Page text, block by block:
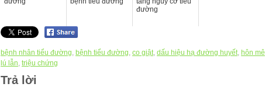
đường
bệnh nhân tiểu đường bệnh tiểu đường co giật dấu hiệu hạ đường huyết hôn mê
lú lẫn triệu chứng
Trả lời